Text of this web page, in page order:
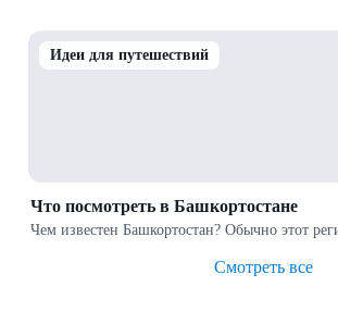
Идеи для путешествий
Что посмотреть в Башкортостане
Чем известен Башкортостан? Обычно этот
Смотреть все